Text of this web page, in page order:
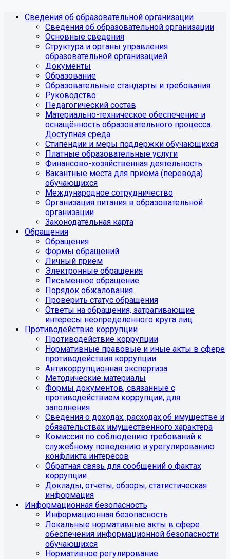
Сведения об образовательной организации
Сведения об образовательной организации
Основные сведения
Структура и органы управления
образовательной организацией
Документы
Образование
Образовательные стандарты и требования
Руководство
Педагогический состав
Материально-техническое обеспечение и
оснащённость образовательного процесса.
Доступная среда
Стипендии и меры поддержки обучающихся
Платные образовательные услуги
Финансово-хозяйственная деятельность
Вакантные места для приёма (перевода)
обучающихся
Международное сотрудничество
Организация питания в образовательной
организации
Законодательная карта
Обращения
Обращения
Формы обращений
Личный приём
Электронные обращения
Письменное обращение
Порядок обжалования
Проверить статус обращения
Ответы на обращения, затрагивающие
интересы неопределенного круга лиц
Противодействие коррупции
Противодействие коррупции
Нормативные правовые и иные акты в сфере
противодействия коррупции
Антикоррупционная экспертиза
Методические материалы
Формы документов, связанные с
противодействием коррупции, для
заполнения
Сведения о доходах, расходах,об имуществе и
обязательствах имущественного характера
Комиссия по соблюдению требований к
служебному поведению и урегулированию
конфликта интересов
Обратная связь для сообщений о фактах
коррупции
Доклады, отчеты, обзоры, статистическая
информация
Информационная безопасность
Информационная безопасность
Локальные нормативные акты в сфере
обеспечения информационной безопасности
обучающихся
Нормативное регулирование